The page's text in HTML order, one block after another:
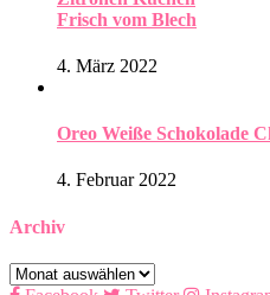
Frisch vom Blech
4. März 2022
Oreo Weiße Schokolade
4. Februar 2022
Archiv
Archiv